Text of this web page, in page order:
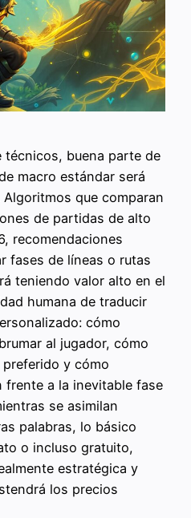
técnicos, buena parte de
macro estándar será
que comparan
de partidas de alto
recomendaciones
fases de líneas o rutas
teniendo valor alto en el
humana de traducir
cómo
al jugador, cómo
y cómo
frente a la inevitable fase
se asimilan
palabras, lo básico
o incluso gratuito,
estratégica y
los precios